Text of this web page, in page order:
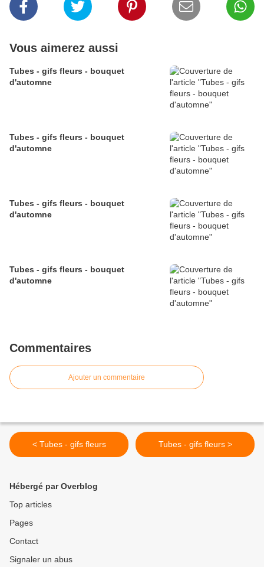
Vous aimerez aussi
Tubes - gifs fleurs - bouquet
d'automne
Tubes - gifs fleurs - bouquet
d'automne
Tubes - gifs fleurs - bouquet
d'automne
Tubes - gifs fleurs - bouquet
d'automne
Commentaires
Ajouter un commentaire
< Tubes - gifs fleurs Tubes - gifs fleurs >
Hébergé par Overblog
Top articles
Pages
Contact
Signaler un abus